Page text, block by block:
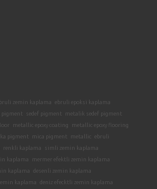
zemin kaplama ebruli epoksi kaplama
sedef pigment
metalik sedef pigment
metallic epoxy coating
metallic epoxy flooring
pigment mica pigment metallic
ebruli
renkli kaplama
simli zemin kaplama
kaplama
mermer efektli zemin kaplama
kaplama desenli zemin kaplama
kaplama
deniz efecktli zemin kaplama